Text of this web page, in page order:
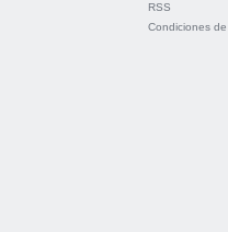
RSS
Condiciones